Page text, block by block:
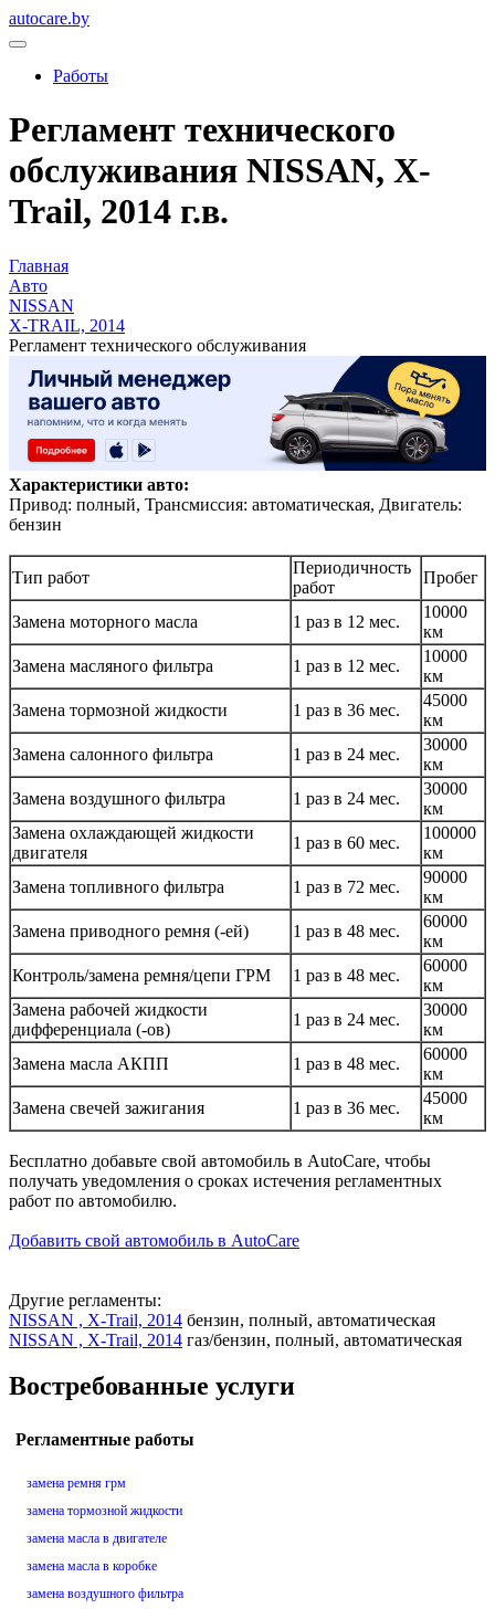
autocare.by
Работы
Регламент технического
обслуживания NISSAN, X-
Trail, 2014 г.в.
Главная
Авто
NISSAN
X-TRAIL, 2014
Регламент технического обслуживания
Характеристики авто:
Привод: полный, Трансмиссия: автоматическая, Двигатель:
бензин
Тип работ
Периодичность
работ
Пробег
Замена моторного масла 1 раз в 12 мес.
10000
км
Замена масляного фильтра
1 раз в 12 мес.
10000
км
Замена тормозной жидкости
1 раз в 36 мес.
45000
км
Замена салонного фильтра
1 раз в 24 мес.
30000
км
Замена воздушного фильтра
1 раз в 24 мес.
30000
км
Замена охлаждающей жидкости
двигателя
1 раз в 60 мес.
100000
км
Замена топливного фильтра
1 раз в 72 мес.
90000
км
Замена приводного ремня (-ей)
1 раз в 48 мес.
60000
км
Контроль/замена ремня/цепи ГРМ
1 раз в 48 мес.
60000
км
Замена рабочей жидкости
дифференциала (-ов)
1 раз в 24 мес.
30000
км
Замена масла АКПП
1 раз в 48 мес.
60000
км
Замена свечей зажигания
1 раз в 36 мес.
45000
км
Бесплатно добавьте свой автомобиль в AutoCare, чтобы
получать уведомления о сроках истечения регламентных
работ по автомобилю.
Добавить свой автомобиль в AutoCare
Другие регламенты:
NISSAN , X-Trail, 2014 бензин, полный, автоматическая
NISSAN , X-Trail, 2014 газ/бензин, полный, автоматическая
Востребованные услуги
Регламентные работы
замена ремня грм
замена тормозной жидкости
замена масла в двигателе
замена масла в коробке
замена воздушного фильтра